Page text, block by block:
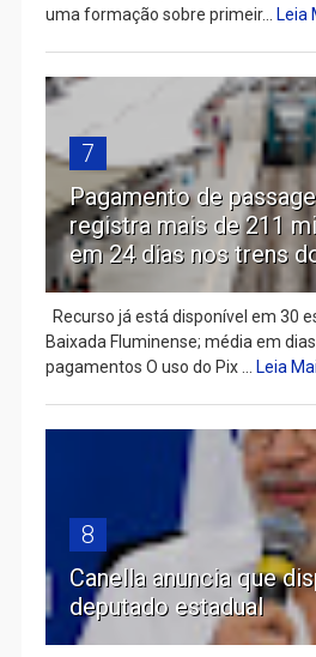
uma formação sobre primeir... Leia
7
Pagamento de
registra mais de 211
em 24 dias nos trens
Recurso já está disponível em 30
Baixada Fluminense; média em
pagamentos O uso do Pix ... Leia
8
Canella anuncia que
deputado estadual